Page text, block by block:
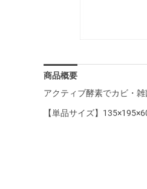
商品概要
アクティブ酵素でカビ・
【単品サイズ】